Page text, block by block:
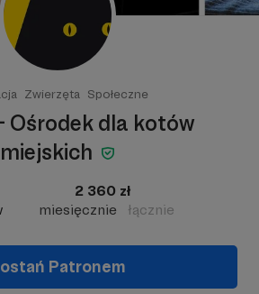
Zwierzęta Społeczne
Ośrodek dla kotów
miejskich
2 360 zł
miesięcznie
łącznie
Patronem